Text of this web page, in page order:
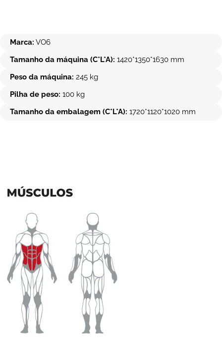
Marca: VO6
Tamanho da máquina (C*L*A): 1420*1350*1630 mm
Peso da máquina: 245 kg
Pilha de peso: 100 kg
Tamanho da embalagem (C*L*A): 1720*1120*1020 mm